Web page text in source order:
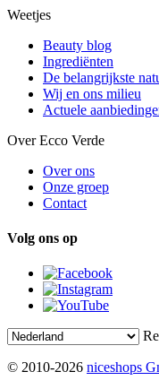
Weetjes
Beauty blog
Ingrediënten
De belangrijkste
Wij en ons milieu
Actuele
Over Ecco Verde
Over ons
Onze groep
Contact
Volg ons op
© 2010-2026 niceshops